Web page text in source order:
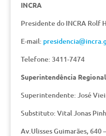
INCRA
Presidente do INCRA Rolf
E-mail:
Telefone: 3411-7474
Superintendência
Superintendente: José
Substituto: Vital Jonas
Av.Ulisses Guimarães,